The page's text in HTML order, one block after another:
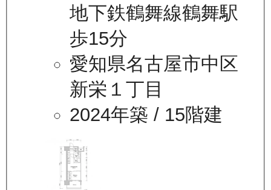
地下鉄鶴舞線鶴舞駅
歩15分
愛知県名古屋市中区
新栄１丁目
2024年築 / 15階建